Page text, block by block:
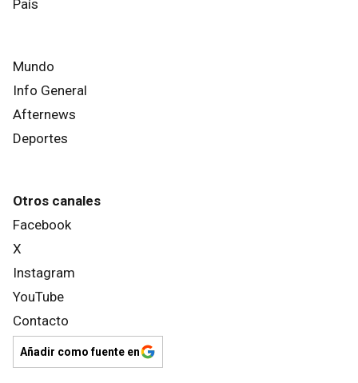
País
Mundo
Info General
Afternews
Deportes
Otros canales
Facebook
X
Instagram
YouTube
Contacto
Añadir como fuente en